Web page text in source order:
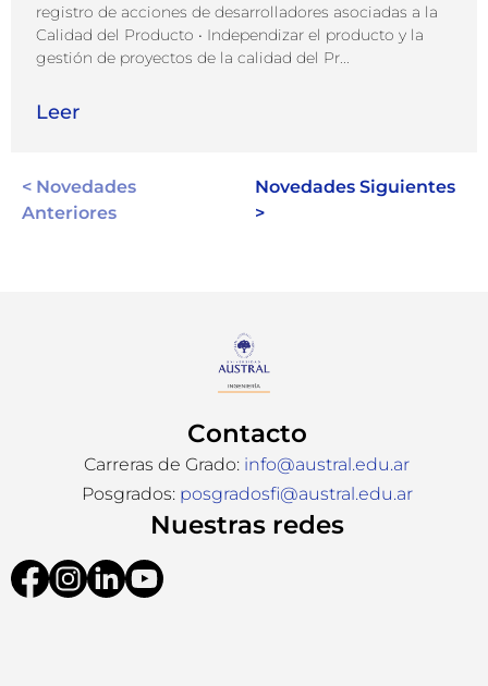
registro de acciones de desarrolladores asociadas a la
Calidad del Producto • Independizar el producto y la
gestión de proyectos de la calidad del Pr...
Leer
< Novedades
Anteriores
Novedades Siguientes
>
Contacto
Carreras de Grado: info@austral.edu.ar
Posgrados: posgradosfi@austral.edu.ar
Nuestras redes